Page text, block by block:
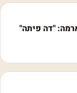
"דה פיתה"